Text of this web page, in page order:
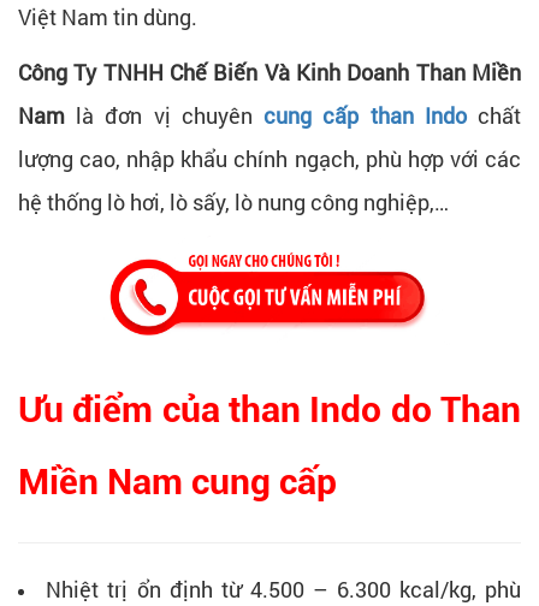
Việt Nam tin dùng.
Công Ty TNHH Chế Biến Và Kinh Doanh Than Miền
Nam là đơn vị chuyêncung cấp than Indochất
lượng cao, nhập khẩu chính ngạch, phù hợp với các
hệ thống lò hơi, lò sấy, lò nung công nghiệp,…
Ưu điểm của than Indo do Than
Miền Nam cung cấp
Nhiệt trị ổn định từ 4.500 – 6.300 kcal/kg, phù